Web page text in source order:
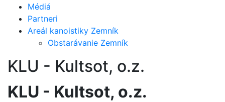
Médiá
Partneri
Areál kanoistiky Zemník
Obstarávanie Zemník
KLU - Kultsot, o.z.
KLU - Kultsot, o.z.